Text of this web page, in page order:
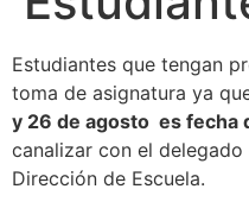
Estudiantes que tengan
toma de asignatura ya
y 26 de agosto es fecha
canalizar con el
Dirección de Escuela.